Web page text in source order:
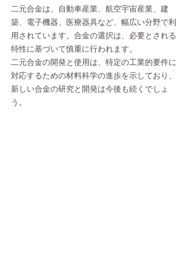
二元合金は、自動車産業、航空宇宙産業、建
築、電子機器、医療器具など、幅広い分野で利
用されています。合金の選択は、必要とされる
特性に基づいて慎重に行われます。
二元合金の開発と使用は、特定の工業的要件に
対応するための材料科学の進歩を示しており、
新しい合金の研究と開発は今後も続くでしょ
う。